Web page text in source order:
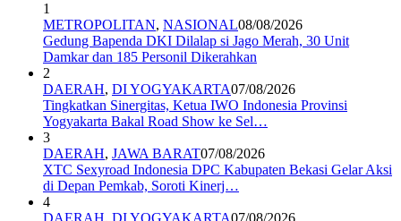
1
METROPOLITAN, NASIONAL08/08/2026
Gedung Bapenda DKI Dilalap si Jago Merah, 30 Unit
Damkar dan 185 Personil Dikerahkan
2
DAERAH, DI YOGYAKARTA07/08/2026
Tingkatkan Sinergitas, Ketua IWO Indonesia Provinsi
Yogyakarta Bakal Road Show ke Sel…
3
DAERAH, JAWA BARAT07/08/2026
XTC Sexyroad Indonesia DPC Kabupaten Bekasi Gelar Aksi
di Depan Pemkab, Soroti Kinerj…
4
DAERAH, DI YOGYAKARTA07/08/2026